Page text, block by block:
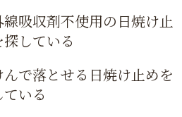
線吸収剤不使用の日焼け止
探している
んで落とせる日焼け止めを
いる